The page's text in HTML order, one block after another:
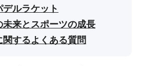
ルラケット
来とスポーツの成長
するよくある質問